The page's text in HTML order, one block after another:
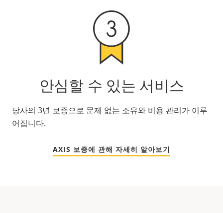
안심할 수 있는 서비스
당사의 3년 보증으로 문제 없는 소유와 비용 관리가 이루
어집니다.
AXIS 보증에 관해 자세히 알아보기